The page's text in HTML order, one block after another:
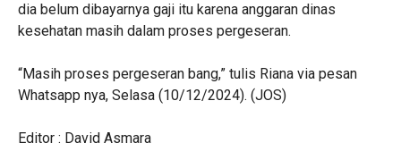
dia belum dibayarnya gaji itu karena anggaran dinas
kesehatan masih dalam proses pergeseran.
“Masih proses pergeseran bang,” tulis Riana via pesan
Whatsapp nya, Selasa (10/12/2024). (JOS)
Editor : David Asmara